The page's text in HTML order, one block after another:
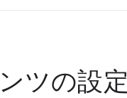
ツの設定